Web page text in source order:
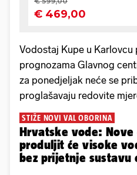
Vodostaj Kupe u Karlovcu
prognozama Glavnog
za ponedjeljak neće se
proglašavaju redovite
STIŽE NOVI VAL OBORINA
Hrvatske vode: Nove
produljit će visoke
bez prijetnje sustavu